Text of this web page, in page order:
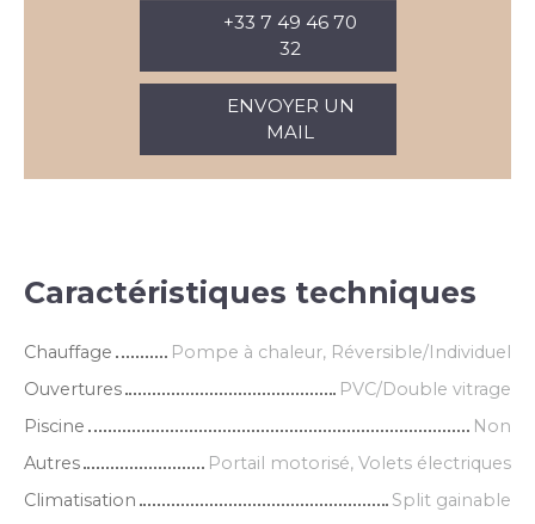
+33 7 49 46 70
32
ENVOYER UN
MAIL
Caractéristiques techniques
Chauffage
Pompe à chaleur, Réversible/Individuel
Ouvertures
PVC/Double vitrage
Piscine
Non
Autres
Portail motorisé, Volets électriques
Climatisation
Split gainable